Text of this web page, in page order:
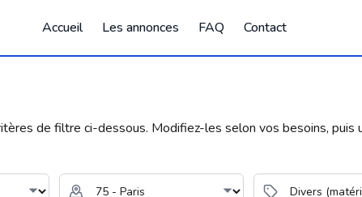
Accueil Les annonces FAQ Contact
de filtre ci-dessous. Modifiez-les selon vos besoins, puis